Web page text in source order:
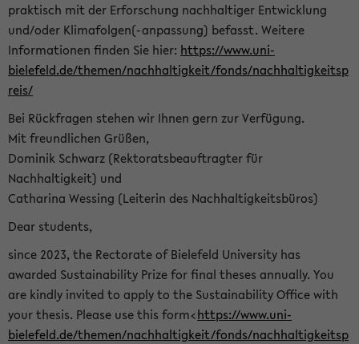
praktisch mit der Erforschung nachhaltiger Entwicklung
und/oder Klimafolgen(-anpassung) befasst. Weitere
Informationen finden Sie hier: https://www.uni-
bielefeld.de/themen/nachhaltigkeit/fonds/nachhaltigkeitsp
reis/
Bei Rückfragen stehen wir Ihnen gern zur Verfügung.
Mit freundlichen Grüßen,
Dominik Schwarz (Rektoratsbeauftragter für
Nachhaltigkeit) und
Catharina Wessing (Leiterin des Nachhaltigkeitsbüros)
Dear students,
since 2023, the Rectorate of Bielefeld University has
awarded Sustainability Prize for final theses annually. You
are kindly invited to apply to the Sustainability Office with
your thesis. Please use this form<https://www.uni-
bielefeld.de/themen/nachhaltigkeit/fonds/nachhaltigkeitsp